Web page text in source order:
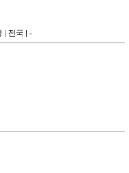
| 전국 | -